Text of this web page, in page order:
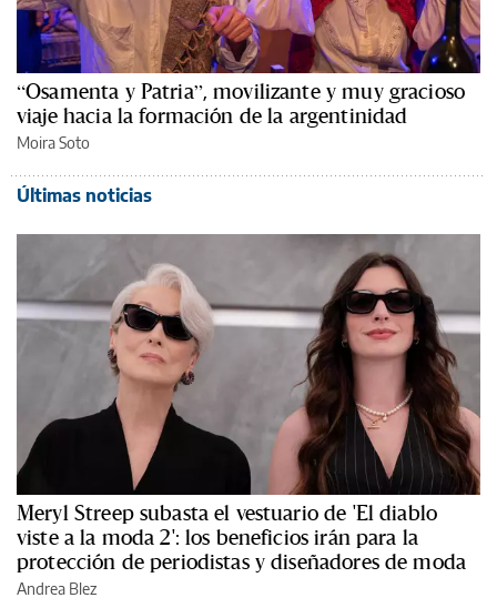
“Osamenta y Patria”, movilizante y muy gracioso
viaje hacia la formación de la argentinidad
Moira Soto
Últimas noticias
Meryl Streep subasta el vestuario de 'El diablo
viste a la moda 2': los beneficios irán para la
protección de periodistas y diseñadores de moda
Andrea Blez